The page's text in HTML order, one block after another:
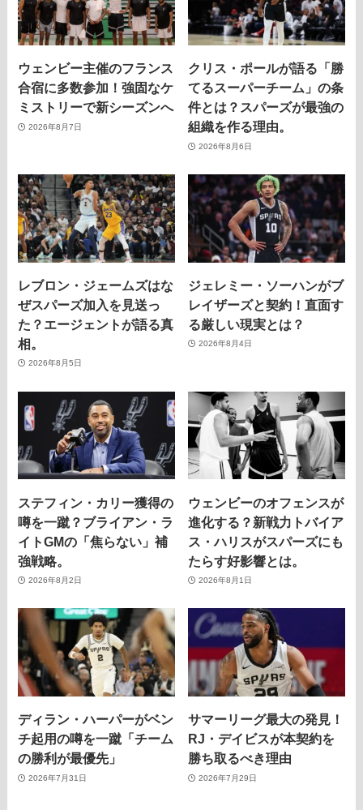
ウェンビー主催のフランス
合宿に多数参加！強固なケ
ミストリーで新シーズンへ
2026年8月7日
クリス・ポールが語る「勝
てるスーパーチーム」の条
件とは？スパーズが最強の
組織を作る理由。
2026年8月6日
レブロン・ジェームズはな
ぜスパーズ加入を見送っ
た？エージェントが語る真
相。
2026年8月5日
ジェレミー・ソーハンがブ
レイザーズと契約！直面す
る厳しい現実とは？
2026年8月4日
ステフィン・カリー獲得の
噂を一蹴？ブライアン・ラ
イトGMの「焦らない」補
強戦略。
2026年8月2日
ウェンビーのオフェンスが
進化する？新戦力トバイア
ス・ハリスがスパーズにも
たらす好影響とは。
2026年8月1日
ディラン・ハーパーがベン
チ起用の噂を一蹴「チーム
の勝利が最優先」
2026年7月31日
サマーリーグ最大の発見！
RJ・デイビスが本契約を
勝ち取るべき理由
2026年7月29日